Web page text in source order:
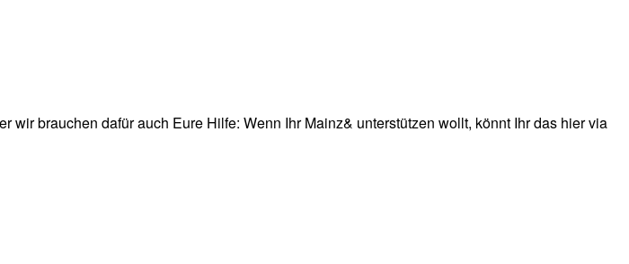
brauchen dafür auch Eure Hilfe: Wenn Ihr Mainz& unterstützen wollt, könnt Ihr das hier via